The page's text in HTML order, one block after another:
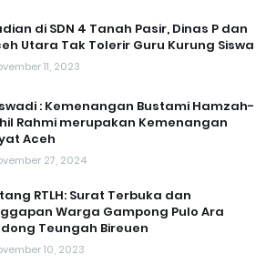
di SDN 4 Tanah Pasir, Dinas P dan
Utara Tak Tolerir Guru Kurung Siswa
11, 2023
: Kemenangan Bustami Hamzah-
Rahmi merupakan Kemenangan
Aceh
27, 2024
RTLH: Surat Terbuka dan
Warga Gampong Pulo Ara
Teungah Bireuen
10, 2023